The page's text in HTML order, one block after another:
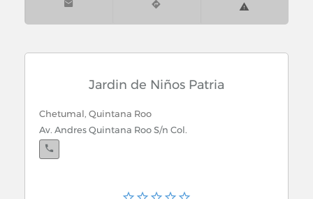
Jardin de Niños Patria
Chetumal, Quintana Roo
Av. Andres Quintana Roo S/n Col.